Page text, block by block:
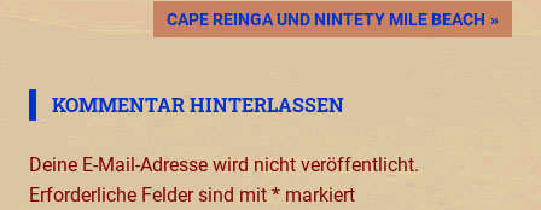
NÄCHSTER
CAPE REINGA UND NINTETY MILE BEACH
KOMMENTAR HINTERLASSEN
Deine E-Mail-Adresse wird nicht veröffentlicht.
Erforderliche Felder sind mit * markiert